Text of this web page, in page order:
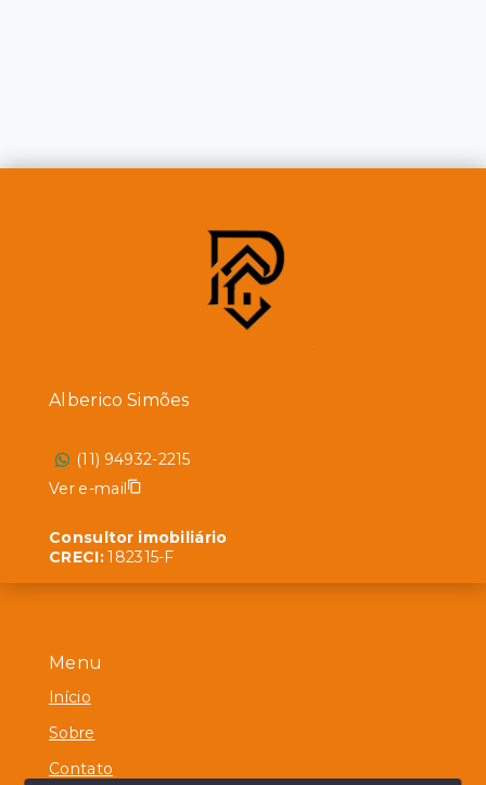
Menu
Início
Sobre
Contato
Alberico Simões
(11) 94932-2215
Ver e-mail
Consultor imobiliário
CRECI:182315-F